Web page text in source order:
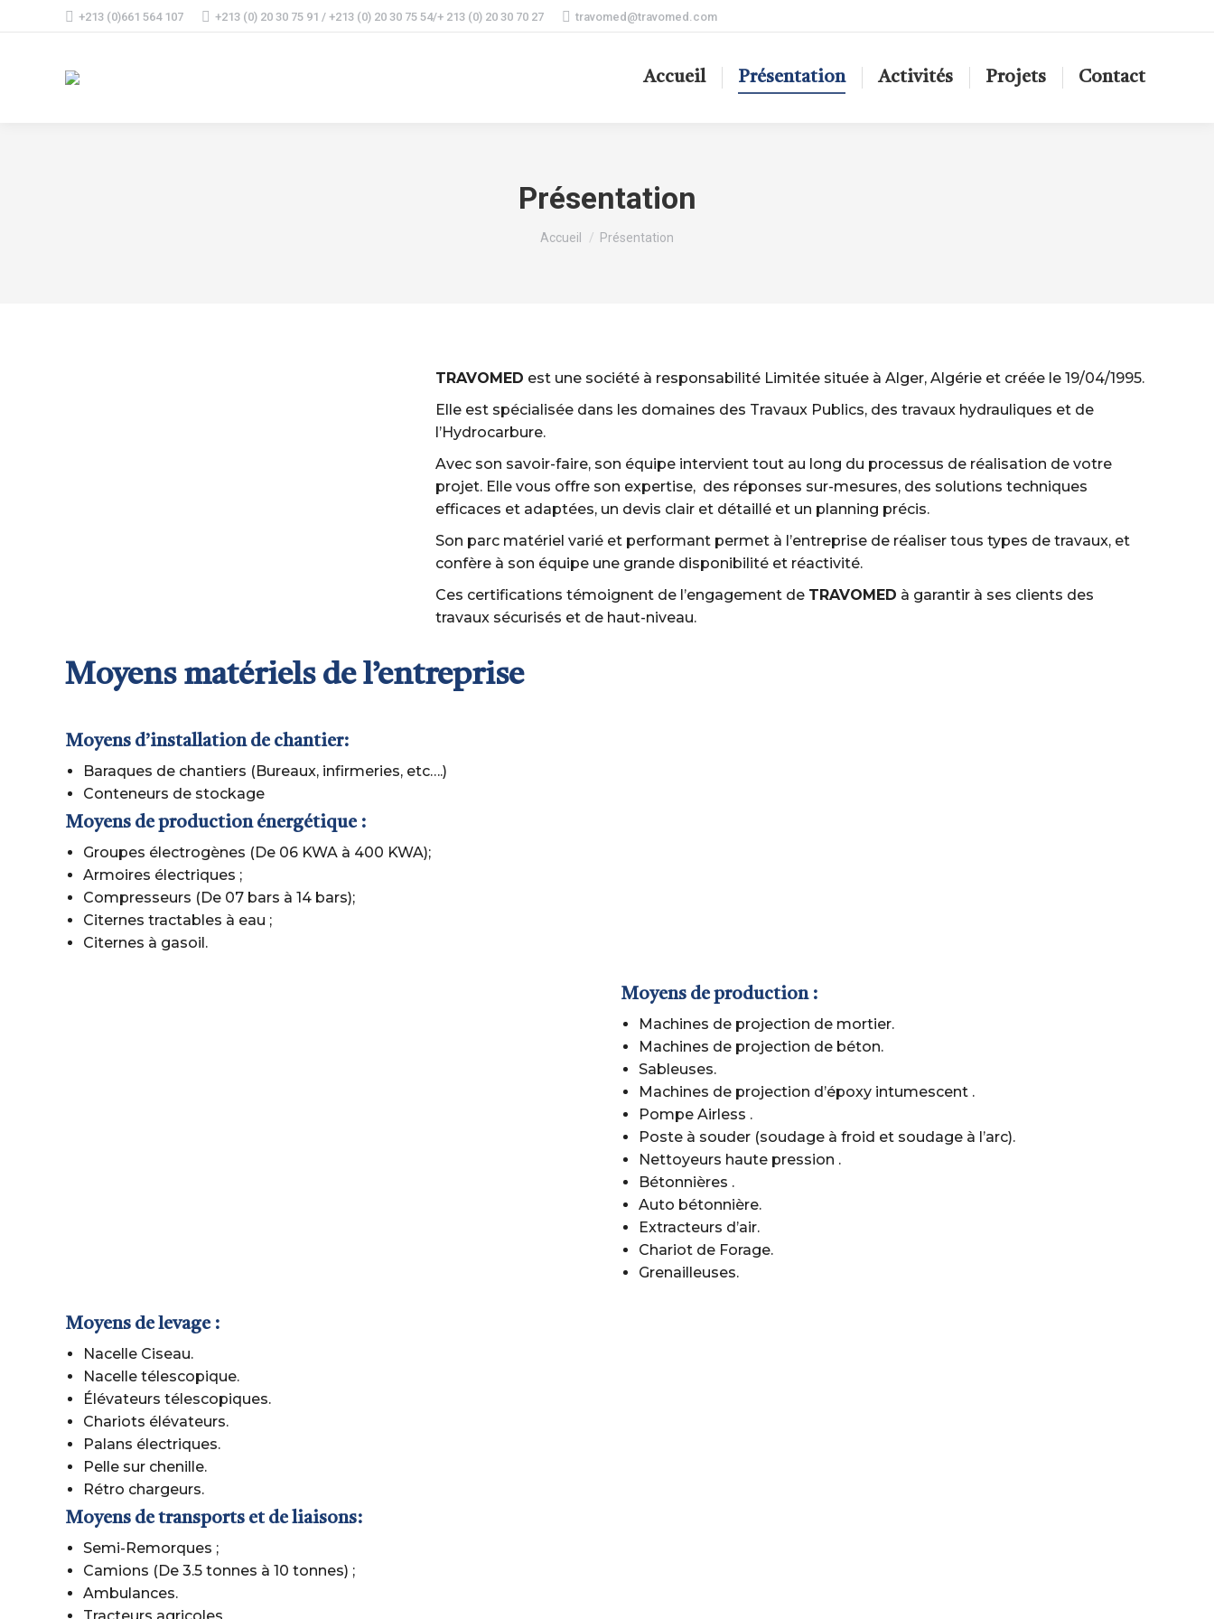
+213 (0)661 564 107 +213 (0) 20 30 75 91 / +213 (0) 20 30 75 54/+ 213 (0) 20 30 70 27 travomed@travomed.com
Accueil Présentation Activités Projets Contact
Présentation
Vous êtes ici :
Accueil Présentation
TRAVOMED est une société à responsabilité Limitée située à Alger, Algérie et créée le 19/04/1995.
Elle est spécialisée dans les domaines des Travaux Publics, des travaux hydrauliques et de
l’Hydrocarbure.
Avec son savoir-faire, son équipe intervient tout au long du processus de réalisation de votre
projet. Elle vous offre son expertise, des réponses sur-mesures, des solutions techniques
efficaces et adaptées, un devis clair et détaillé et un planning précis.
Son parc matériel varié et performant permet à l’entreprise de réaliser tous types de travaux, et
confère à son équipe une grande disponibilité et réactivité.
Ces certifications témoignent de l’engagement de TRAVOMED à garantir à ses clients des
travaux sécurisés et de haut-niveau.
Moyens matériels de l’entreprise
Moyens d’installation de chantier:
Baraques de chantiers (Bureaux, infirmeries, etc….)
Conteneurs de stockage
Moyens de production énergétique :
Groupes électrogènes (De 06 KWA à 400 KWA);
Armoires électriques ;
Compresseurs (De 07 bars à 14 bars);
Citernes tractables à eau ;
Citernes à gasoil.
Moyens de production :
Machines de projection de mortier.
Machines de projection de béton.
Sableuses.
Machines de projection d’époxy intumescent .
Pompe Airless .
Poste à souder (soudage à froid et soudage à l’arc).
Nettoyeurs haute pression .
Bétonnières .
Auto bétonnière.
Extracteurs d’air.
Chariot de Forage.
Grenailleuses.
Moyens de levage :
Nacelle Ciseau.
Nacelle télescopique.
Élévateurs télescopiques.
Chariots élévateurs.
Palans électriques.
Pelle sur chenille.
Rétro chargeurs.
Moyens de transports et de liaisons:
Semi-Remorques ;
Camions (De 3.5 tonnes à 10 tonnes) ;
Ambulances.